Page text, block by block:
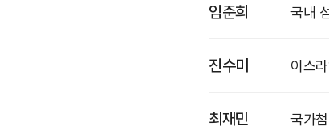
임준희 국내
진수미 이스
최재민 국가